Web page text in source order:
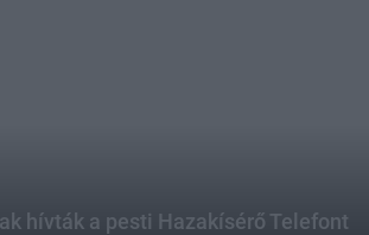
hívták a pesti Hazakísérő Telefont